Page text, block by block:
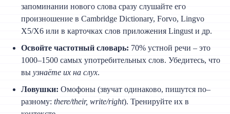
запоминании нового слова сразу слушайте его
произношение в Cambridge Dictionary, Forvo, Lingvo
X5/X6 или в карточках слов приложения Lingust и др.
Освойте частотный словарь: 70% устной речи – это
1000–1500 самых употребительных слов. Убедитесь, что
выузнаёте их на слух.
Ловушки: Омофоны (звучат одинаково, пишутся по–
разному:there/their, write/right). Тренируйте их в